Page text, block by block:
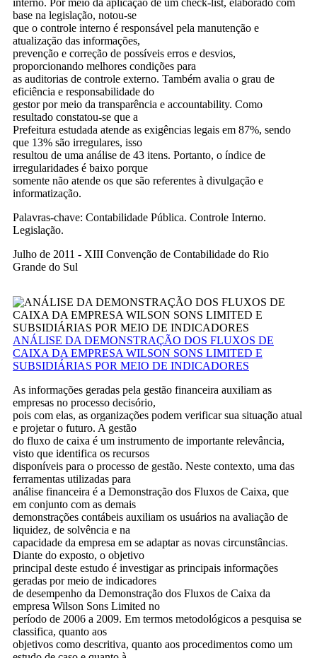
base na legislação, notou-se
que o controle interno é responsável pela manutenção e
atualização das informações,
prevenção e correção de possíveis erros e desvios,
proporcionando melhores condições para
as auditorias de controle externo. Também avalia o grau de
eficiência e responsabilidade do
gestor por meio da transparência e accountability. Como
resultado constatou-se que a
Prefeitura estudada atende as exigências legais em 87%, sendo
que 13% são irregulares, isso
resultou de uma análise de 43 itens. Portanto, o índice de
irregularidades é baixo porque
somente não atende os que são referentes à divulgação e
informatização.
Palavras-chave: Contabilidade Pública. Controle Interno.
Legislação.
Julho de 2011 - XIII Convenção de Contabilidade do Rio
Grande do Sul
ANÁLISE DA DEMONSTRAÇÃO DOS FLUXOS DE
CAIXA DA EMPRESA WILSON SONS LIMITED E
SUBSIDIÁRIAS POR MEIO DE INDICADORES
As informações geradas pela gestão financeira auxiliam as
empresas no processo decisório,
pois com elas, as organizações podem verificar sua situação atual
e projetar o futuro. A gestão
do fluxo de caixa é um instrumento de importante relevância,
visto que identifica os recursos
disponíveis para o processo de gestão. Neste contexto, uma das
ferramentas utilizadas para
análise financeira é a Demonstração dos Fluxos de Caixa, que
em conjunto com as demais
demonstrações contábeis auxiliam os usuários na avaliação de
liquidez, de solvência e na
capacidade da empresa em se adaptar as novas circunstâncias.
Diante do exposto, o objetivo
principal deste estudo é investigar as principais informações
geradas por meio de indicadores
de desempenho da Demonstração dos Fluxos de Caixa da
empresa Wilson Sons Limited no
período de 2006 a 2009. Em termos metodológicos a pesquisa se
classifica, quanto aos
objetivos como descritiva, quanto aos procedimentos como um